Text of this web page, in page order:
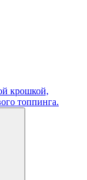
крошкой,
топпинга.